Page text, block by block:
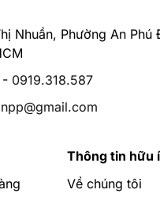
Nhuần, Phường An Phú
- 0919.318.587
Thông tin hữu
Về chúng tôi